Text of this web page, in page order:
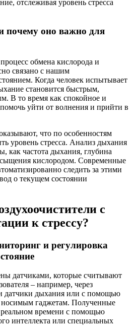
отслеживая уровень стресса
почему оно важно для
обмена кислорода и
связано с нашим
Когда человек испытывает
становится быстрым,
В то время как спокойное и
уйти от волнения и прийти в
что по особенностям
уровень стресса. Анализ дыхания
как частота дыхания, глубина
кислородом. Современные
следить за этими
о текущем состоянии
с
к стрессу?
и регулировка
датчиками, которые считывают
– например, через
датчики дыхания или с помощью
гаджетам. Полученные
времени с помощью
интеллекта или специальных